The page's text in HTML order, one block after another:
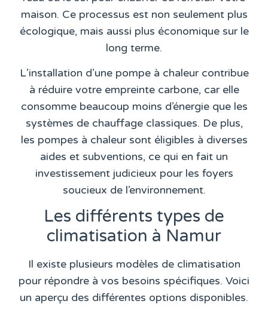
maison. Ce processus est non seulement plus
écologique, mais aussi plus économique sur le
long terme.
L’installation d’une pompe à chaleur contribue
à réduire votre empreinte carbone, car elle
consomme beaucoup moins d’énergie que les
systèmes de chauffage classiques. De plus,
les pompes à chaleur sont éligibles à diverses
aides et subventions, ce qui en fait un
investissement judicieux pour les foyers
soucieux de l’environnement.
Les différents types de
climatisation à Namur
Il existe plusieurs modèles de climatisation
pour répondre à vos besoins spécifiques. Voici
un aperçu des différentes options disponibles.